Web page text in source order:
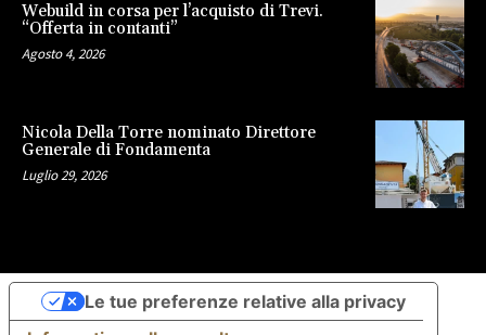
Webuild in corsa per l’acquisto di Trevi.
“Offerta in contanti”
Agosto 4, 2026
Nicola Della Torre nominato Direttore
Generale di Fondamenta
Luglio 29, 2026
Le tue preferenze relative alla privacy